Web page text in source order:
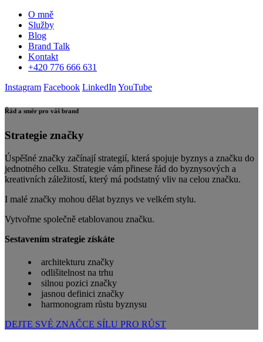
O mně
Služby
Blog
Brand Talk
Kontakt
+420 776 666 631
Instagram Facebook LinkedIn YouTube
Řád a směr pro váš brand
Strategie značky
Úspěšné značky začínají strategií, která spojuje byznys a značku do
jednotného celku. Strategie vám přinese řád do byznysových a
kreativních záležitostí, který má podstatný vliv na celou značku.
I malé značky mohou dělat byznys ve velkém stylu.
Vytvořme společně etablovanou značku.
Sestavením strategie získáte
architekturu značky
odlišitelnost na trhu
silnou pozici značky
jasnou definici značky
harmonogram růstu byznysu
DEJTE SVÉ ZNAČCE SÍLU PRO RŮST